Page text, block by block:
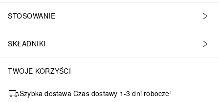
STOSOWANIE
SKŁADNIKI
TWOJE KORZYŚCI
Szybka dostawa Czas dostawy 1-3 dni robocze¹